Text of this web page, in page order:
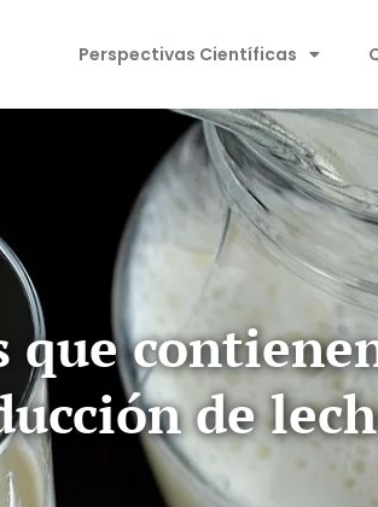
Perspectivas Científicas
que
de